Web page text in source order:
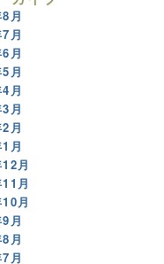
月
月
月
月
月
月
月
月
月
月
月
月
月
月